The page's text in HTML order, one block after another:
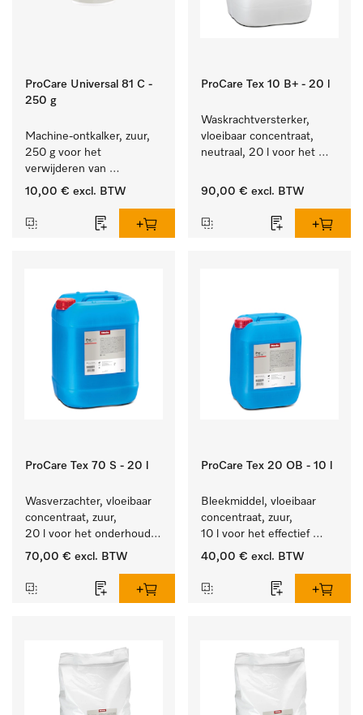
ProCare Universal 81 C -
250 g
Machine-ontkalker, zuur,
250 g voor het
verwijderen van
hardnekkige kalkaanslag.
10,00 € excl. BTW
ProCare Tex 10 B+ - 20 l
Waskrachtversterker,
vloeibaar concentraat,
neutraal, 20 l voor het
vetvlekken.
90,00 € excl. BTW
ProCare Tex 70 S - 20 l
Wasverzachter, vloeibaar
concentraat, zuur,
20 l voor het onderhoud
van vezels zodat het
70,00 € excl. BTW
ProCare Tex 20 OB - 10 l
Bleekmiddel, vloeibaar
concentraat, zuur,
10 l voor het effectief
verwijderen van
40,00 € excl. BTW